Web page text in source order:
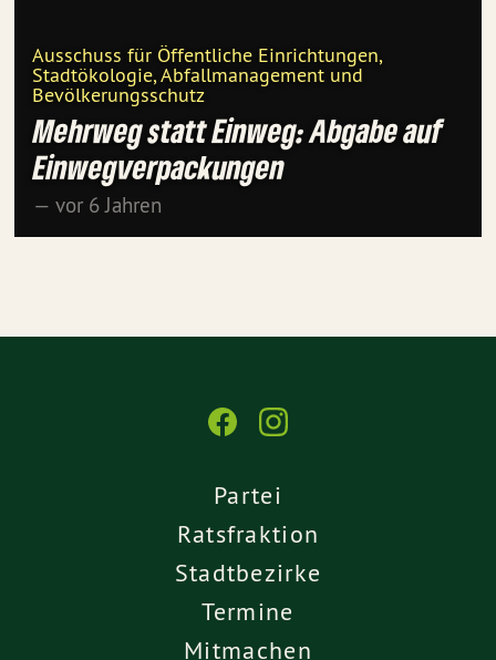
Ausschuss für Öffentliche Einrichtungen,
Stadtökologie, Abfallmanagement und
Bevölkerungsschutz
Mehrweg statt Einweg: Abgabe auf
Einwegverpackungen
— vor 6 Jahren
Partei
Ratsfraktion
Stadtbezirke
Termine
Mitmachen